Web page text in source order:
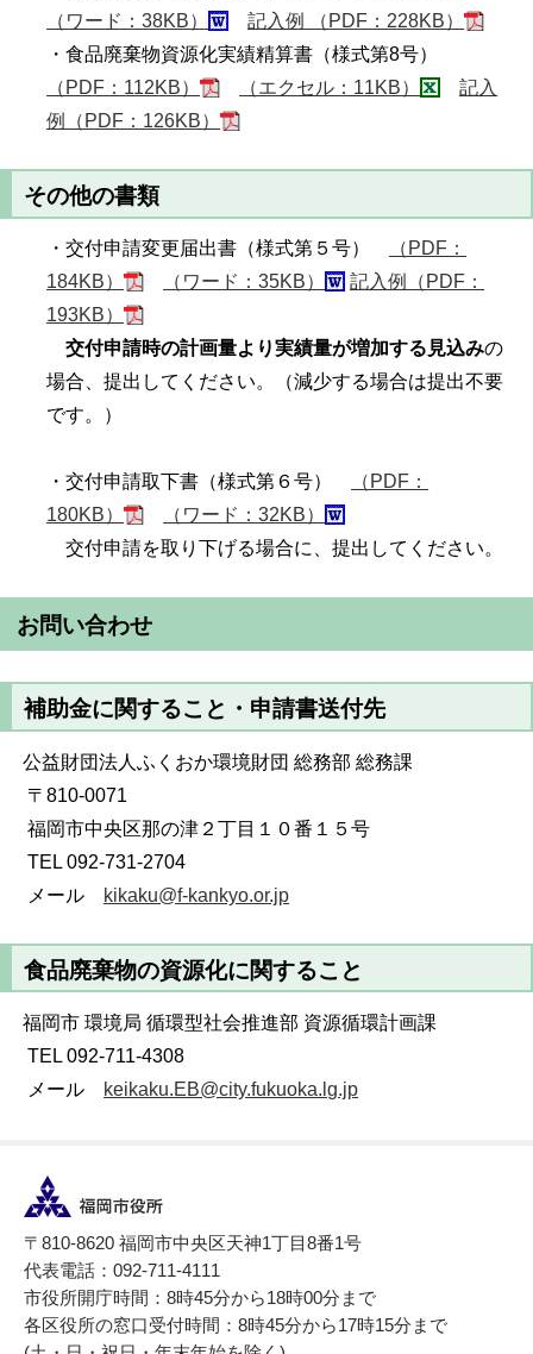
（ワード：38KB）
記入例 （PDF：228KB）
・食品廃棄物資源化実績精算書（様式第8号）
（PDF：112KB）
（エクセル：11KB）
記入
例（PDF：126KB）
その他の書類
・交付申請変更届出書（様式第５号）
（PDF：
184KB）
（ワード：35KB）
記入例（PDF：
193KB）
交付申請時の計画量より実績量が増加する見込みの
場合、提出してください。（減少する場合は提出不要
です。）
・交付申請取下書（様式第６号）
（PDF：
180KB）
（ワード：32KB）
交付申請を取り下げる場合に、提出してください。
お問い合わせ
補助金に関すること・申請書送付先
公益財団法人ふくおか環境財団 総務部 総務課
〒810-0071
福岡市中央区那の津２丁目１０番１５号
TEL 092-731-2704
メール
kikaku@f-kankyo.or.jp
食品廃棄物の資源化に関すること
福岡市 環境局 循環型社会推進部 資源循環計画課
TEL 092-711-4308
メール
keikaku.EB@city.fukuoka.lg.jp
〒810-8620 福岡市中央区天神1丁目8番1号
代表電話：092-711-4111
市役所開庁時間：8時45分から18時00分まで
各区役所の窓口受付時間：8時45分から17時15分まで